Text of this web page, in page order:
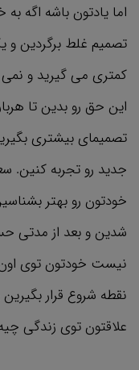
اما یادتون باشه اگه
تصمیم غلط برگردین و
کمتری می گیرید و
این حق رو بدین تا
تصمیمای بیشتری
جدید رو تجربه کنین.
خودتون رو بهتر
شدین و بعد از مدتی
نیست خودتون توی اون
نقطه شروع قرار
علاقتون توی زندگی